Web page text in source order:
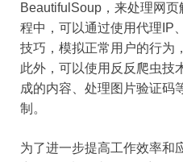
BeautifulSoup，来处理网
程中，可以通过使用代理IP
技巧，模拟正常用户的行为
此外，可以使用反反爬虫技
成的内容、处理图片验证码
制。
为了进一步提高工作效率和